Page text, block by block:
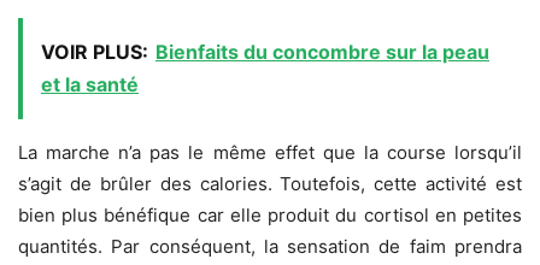
VOIR PLUS: Bienfaits du concombre sur la peau
et la santé
La marche n’a pas le même effet que la course lorsqu’il
s’agit de brûler des calories. Toutefois, cette activité est
bien plus bénéfique car elle produit du cortisol en petites
quantités. Par conséquent, la sensation de faim prendra